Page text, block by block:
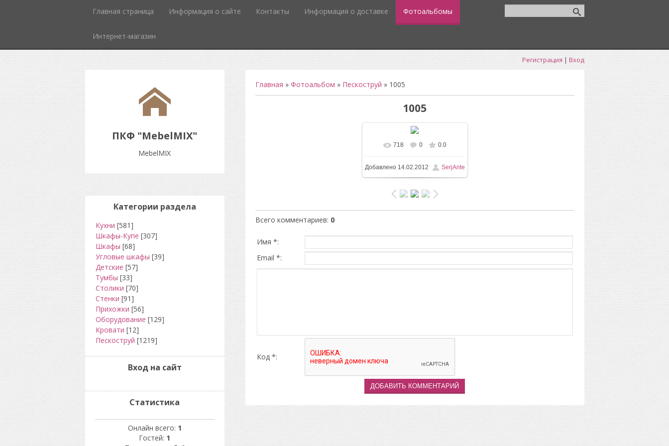
Главная страница Информация о сайте Контакты Информация о доставке Фотоальбомы
Интернет-магазин
Регистрация | Вход
ПКФ "MebelMIX"
MebelMIX
Главная » Фотоальбом » Пескоструй » 1005
1005
В реальном размере
756x732/ 49.2Kb
718 0 0.0
Добавлено14.02.2012 SerjAnte
Всего комментариев: 0
Имя *:
Email *:
Код *:
Категории раздела
Кухни [581]
Шкафы-Купе [307]
Шкафы [68]
Угловые шкафы [39]
Детские [57]
Тумбы [33]
Столики [70]
Стенки [91]
Прихожки [56]
Оборудование [129]
Кровати [12]
Пескоструй [1219]
Вход на сайт
Статистика
Онлайн всего: 1
Гостей: 1